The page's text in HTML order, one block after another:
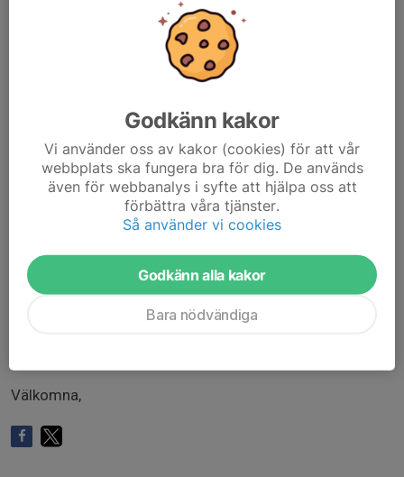
Vi välkomnar er föräldrar och syskon till
säsongsavslutningen 2025
Vi ser fram emot en trivsam Fredag med följande
inslag:
- Information
Vänligen svara på kallelsen om ni kommer eller inte
Välkomna,
Godkänn kakor
Vi använder oss av kakor (cookies) för att vår
webbplats ska fungera bra för dig. De används
även för webbanalys i syfte att hjälpa oss att
förbättra våra tjänster.
Så använder vi cookies
Godkänn alla kakor
Bara nödvändiga